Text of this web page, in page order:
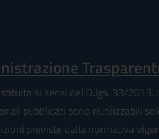
ai sensi del D.lgs. 33/2013. I
pubblicati sono riutilizzabili
previste dalla normativa